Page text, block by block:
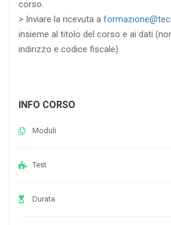
corso.
> Inviare la ricevuta a
insieme al titolo del corso e ai dati
indirizzo e codice fiscale).
INFO CORSO
Moduli
Test
Durata